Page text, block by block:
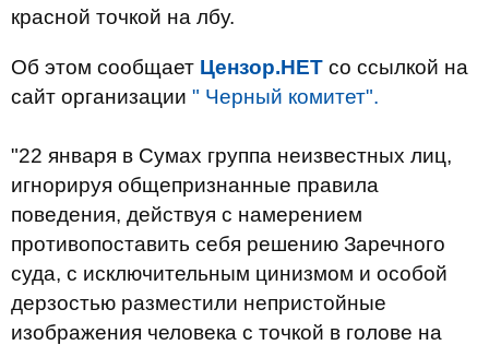
красной точкой на лбу.
Об этом сообщает Цензор.НЕТ со ссылкой на
сайт организации " Черный комитет".
"22 января в Сумах группа неизвестных лиц,
игнорируя общепризнанные правила
поведения, действуя с намерением
противопоставить себя решению Заречного
суда, с исключительным цинизмом и особой
дерзостью разместили непристойные
изображения человека с точкой в голове на